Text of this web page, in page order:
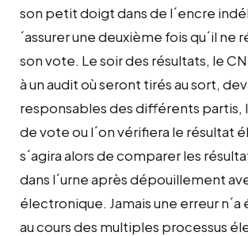
son petit doigt dans de l´encre
´assurer une deuxième fois qu´il ne
son vote. Le soir des résultats, le
à un audit où seront tirés au sort,
responsables des différents partis,
de vote ou l´on vérifiera le résultat
s´agira alors de comparer les
dans l´urne après dépouillement
électronique. Jamais une erreur
au cours des multiples processus